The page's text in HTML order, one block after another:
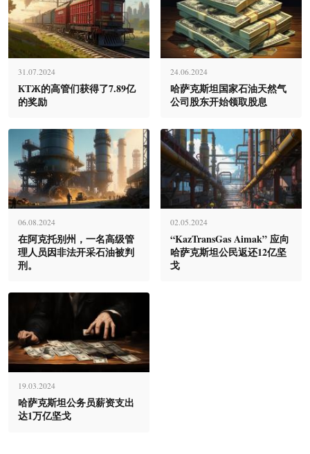
31.07.2024
КТЖ的高管们获得了7.89亿
的奖励
24.06.2024
哈萨克斯坦国家石油天然气
公司股东开始领取股息
06.08.2024
在阿克托别州，一名高级管
理人员因非法开采石油被判
刑。
02.05.2024
“KazTransGas Aimak” 应向
哈萨克斯坦公民返还12亿坚
戈
19.03.2024
哈萨克斯坦公务员薪资支出
达1万亿坚戈